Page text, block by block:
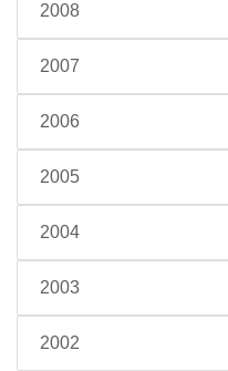
2008
2007
2006
2005
2004
2003
2002